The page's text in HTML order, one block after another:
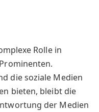
Rolle in
die soziale Medien
bieten, bleibt die
der Medien